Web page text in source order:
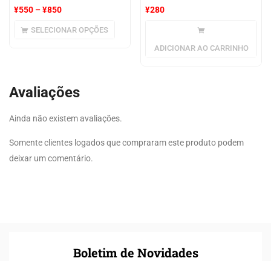
¥550 –¥850
SELECIONAR OPÇÕES
¥280
ADICIONAR AO CARRINHO
Avaliações
Ainda não existem avaliações.
Somente clientes logados que compraram este produto podem
deixar um comentário.
Boletim de Novidades